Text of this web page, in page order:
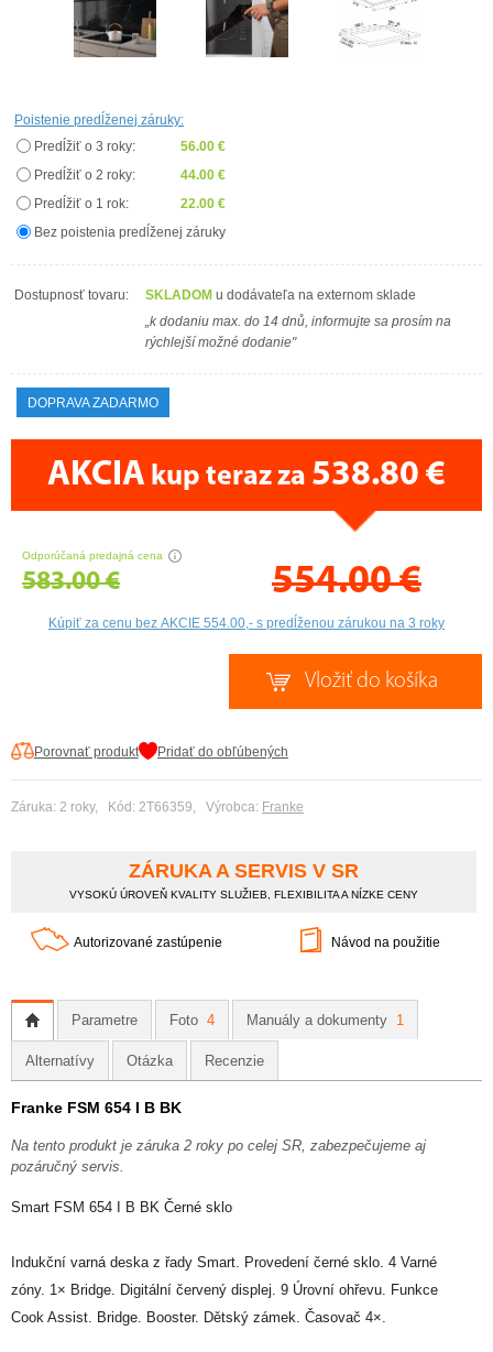
Poistenie predĺženej záruky:
Predĺžiť o 3 roky:
56.00 €
Predĺžiť o 2 roky:
44.00 €
Predĺžiť o 1 rok:
22.00 €
Bez poistenia predĺženej záruky
Dostupnosť tovaru: SKLADOM u dodávateľa na externom sklade
„k dodaniu max. do 14 dnů, informujte sa prosím na
rýchlejší možné dodanie"
DOPRAVA ZADARMO
AKCIA kup teraz za 538.80 €
Odporúčaná predajná cena
583.00 € 554.00€
Porovnať produkt Pridať do obľúbených
Záruka: 2 roky, Kód: 2T66359, Výrobca: Franke
ZÁRUKA A SERVIS V SR
VYSOKÚ ÚROVEŇ KVALITY SLUŽIEB, FLEXIBILITA A NÍZKE CENY
Autorizované zastúpenie Návod na použitie
Parametre Foto 4 Manuály a dokumenty 1
Alternatívy Otázka Recenzie
Franke FSM 654 I B BK
Na tento produkt je záruka 2 roky po celej SR, zabezpečujeme aj
pozáručný servis.
Smart FSM 654 I B BK Černé sklo
Indukční varná deska z řady Smart. Provedení černé sklo. 4 Varné
zóny. 1× Bridge. Digitální červený displej. 9 Úrovní ohřevu. Funkce
Cook Assist. Bridge. Booster. Dětský zámek. Časovač 4×.